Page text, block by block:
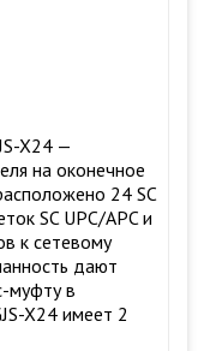
X24 —
на оконечное
24 SC
SC UPC/APC и
к сетевому
дают
муфту в
X24 имеет 2